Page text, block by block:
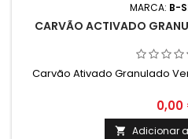
MARCA: B-
CARVÃO ACTIVADO
Carvão Ativado Granulado
0,00
 Adicionar